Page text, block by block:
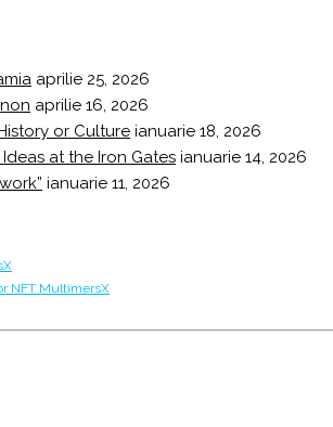
aprilie 25, 2026
aprilie 16, 2026
or Culture ianuarie 18, 2026
at the Iron Gates ianuarie 14, 2026
ianuarie 11, 2026